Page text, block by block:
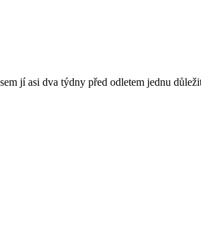
jí asi dva týdny před odletem jednu